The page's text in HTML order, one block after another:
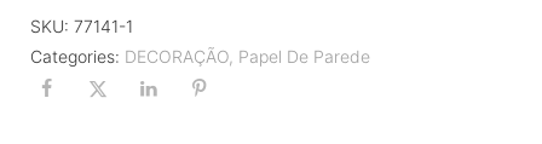
SKU: 77141-1
Categories: DECORAÇÃO, Papel De Parede